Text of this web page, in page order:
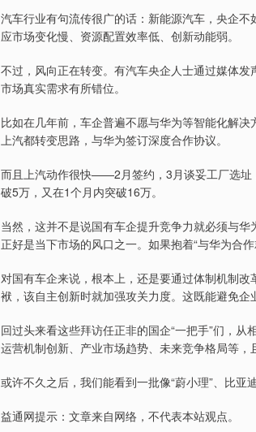
汽车行业有句流传很广的话：新能源汽车，央企
应市场变化慢、资源配置效率低、创新动能弱。
不过，风向正在转变。有汽车央企人士通过媒体
市场真实需求有所错位。
比如在几年前，车企普遍不愿与华为等智能化解
上汽都转变思路，与华为签订深度合作协议。
而且上汽动作很快——2月签约，3月谈妥工厂选址
破5万，又在1个月内突破16万。
当然，这并不是说国有车企提升竞争力就必须与
正好是当下市场的风口之一。如果抱着“与华为合
对国有车企来说，根本上，还是要通过体制机制
袱，该自主创新时就加强攻关力度。这既能避免
回过头来看这些拜访任正非的国企“一把手”们，从
运营机制创新、产业市场趋势、未来竞争格局等，
或许不久之后，我们能看到一批像“蔚小理”、比亚
益通网提示：文章来自网络，不代表本站观点。